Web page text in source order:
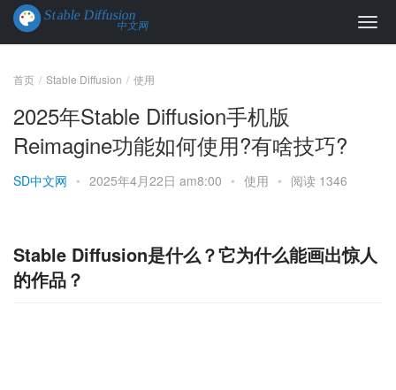
首页 Stable Diffusion 使用
2025年Stable Diffusion手机版
Reimagine功能如何使用?有啥技巧?
SD中文网 • 2025年4月22日 am8:00 • 使用 • 阅读 1346
Stable Diffusion是什么？它为什么能画出惊人
的作品？